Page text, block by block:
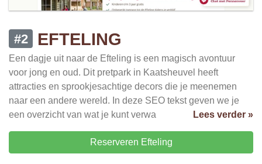
#2 EFTELING
Een dagje uit naar de Efteling is een magisch avontuur
voor jong en oud. Dit pretpark in Kaatsheuvel heeft
attracties en sprookjesachtige decors die je meenemen
naar een andere wereld. In deze SEO tekst geven we je
een overzicht van wat je kunt verwa
Lees verder »
Reserveren Efteling